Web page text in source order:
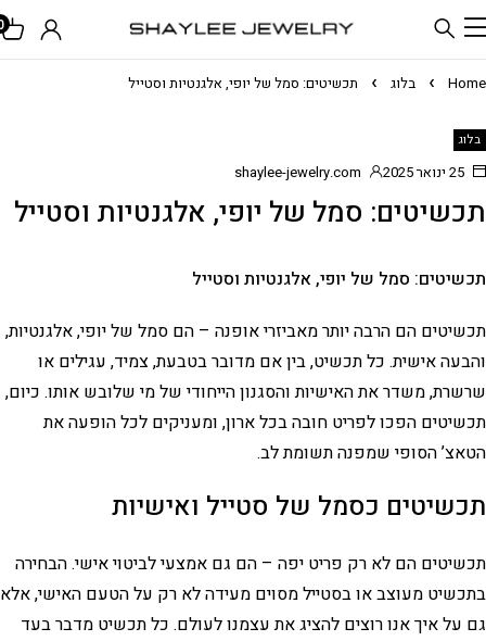
Home בלוג תכשיטים: סמל של יופי, אלגנטיות וסטייל
בלוג
shaylee-jewelry.com
תכשיטים: סמל של יופי, אלגנטיות וסטייל
תכשיטים: סמל של יופי, אלגנטיות וסטייל
תכשיטים הם הרבה יותר מאביזרי אופנה – הם סמל של יופי, אלגנטיות,
והבעה אישית. כל תכשיט, בין אם מדובר בטבעת, צמיד, עגילים או
שרשרת, משדר את האישיות והסגנון הייחודי של מי שלובש אותו. כיום,
תכשיטים הפכו לפריט חובה בכל ארון, ומעניקים לכל הופעה את
הטאצ’ הסופי שמפנה תשומת לב.
תכשיטים כסמל של סטייל ואישיות
תכשיטים הם לא רק פריט יפה – הם גם אמצעי לביטוי אישי. הבחירה
בתכשיט מעוצב או בסטייל מסוים מעידה לא רק על הטעם האישי, אלא
גם על איך אנו רוצים להציג את עצמנו לעולם. כל תכשיט מדבר בעד